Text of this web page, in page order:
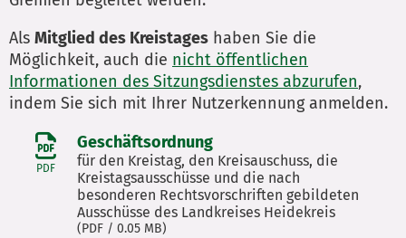
Als Mitglied des Kreistages haben Sie die
Möglichkeit, auch die nicht öffentlichen
Informationen des Sitzungsdienstes abzurufen,
indem Sie sich mit Ihrer Nutzerkennung anmelden.
PDF
Geschäftsordnung
für den Kreistag, den Kreisauschuss, die
Kreistagsausschüsse und die nach
besonderen Rechtsvorschriften gebildeten
Ausschüsse des Landkreises Heidekreis
(PDF / 0.05 MB)